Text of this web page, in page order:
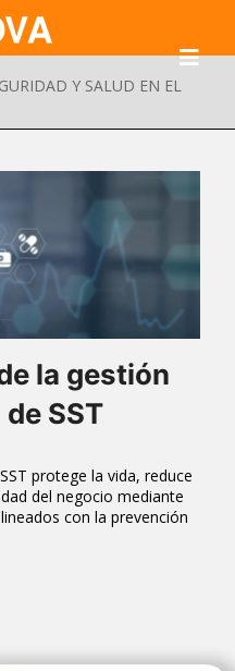
Y SALUD EN EL
la gestión
SST
protege la vida, reduce
del negocio mediante
con la prevención